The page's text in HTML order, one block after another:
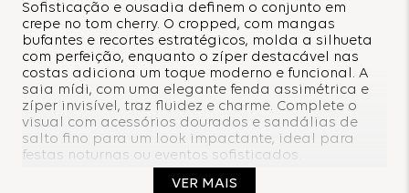
Sofisticação e ousadia definem o conjunto em
crepe no tom cherry. O cropped, com mangas
bufantes e recortes estratégicos, molda a silhueta
com perfeição, enquanto o zíper destacável nas
costas adiciona um toque moderno e funcional. A
saia mídi, com uma elegante fenda assimétrica e
zíper invisível, traz fluidez e charme. Complete o
visual com acessórios dourados e sandálias de
salto fino para um look impactante, ideal para
festas noturnas ou eventos sofisticados.
VER MAIS